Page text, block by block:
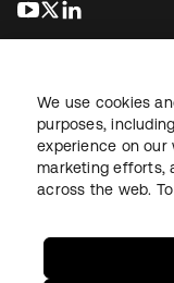
abre em uma
abre em uma
JurídicoPolítica de
Mapa do site
We use cookies
purposes,
experience on our
marketing efforts,
across the web.